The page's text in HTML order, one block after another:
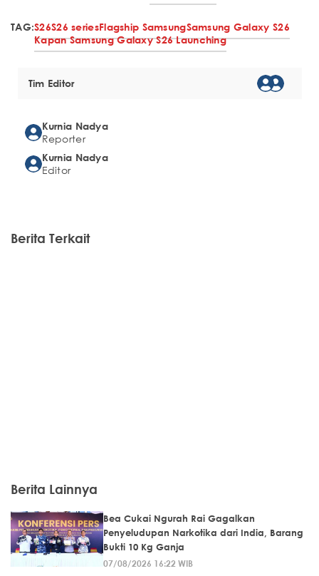
TAG:S26S26 seriesFlagship SamsungSamsung Galaxy S26
Kapan Samsung Galaxy S26 Launching
Tim Editor
Kurnia Nadya
Reporter
Kurnia Nadya
Editor
Berita Terkait
Berita Lainnya
Bea Cukai Ngurah Rai Gagalkan
Penyeludupan Narkotika dari India, Barang
Bukti 10 Kg Ganja
07/08/2026 16:22 WIB